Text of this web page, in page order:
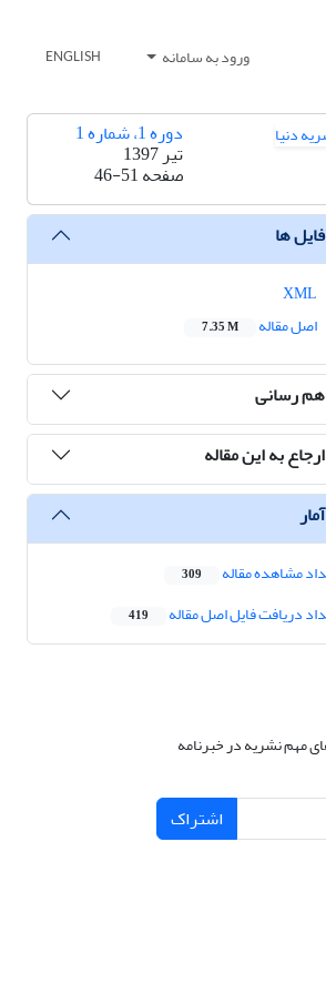
ورود به سامانه ENGLISH
دوره 1، شماره 1
تیر 1397
صفحه46-51
فایل ها
اصل مقاله
7.35 M
هم رسانی
ارجاع به این مقاله
آمار
مشاهده مقاله 309
دریافت فایل اصل مقاله 419
مهم نشریه در خبرنامه
اشتراک